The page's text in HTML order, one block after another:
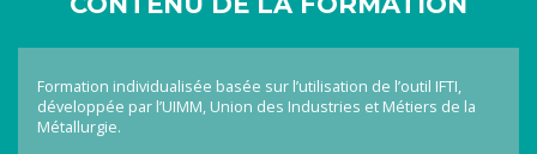
Formation individualisée basée sur l’utilisation de l’outil IFTI,
développée par l’UIMM, Union des Industries et Métiers de la
Métallurgie.